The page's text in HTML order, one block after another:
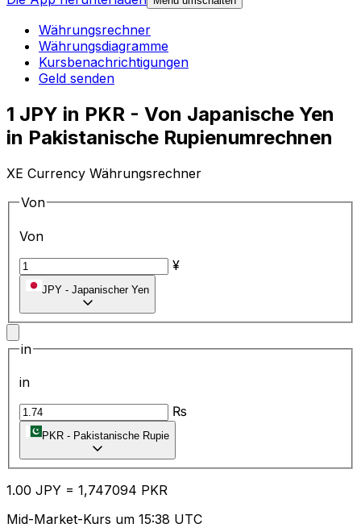
Währungsrechner
Währungsdiagramme
Kursbenachrichtigungen
Geld senden
1 JPY in PKR - Von Japanische Yen
in Pakistanische Rupienumrechnen
XE Currency Währungsrechner
Von
Von
¥
JPY - Japanischer Yen
in
in
₨
PKR - Pakistanische Rupie
1.00 JPY = 1,747094 PKR
Mid-Market-Kurs um 15:38 UTC